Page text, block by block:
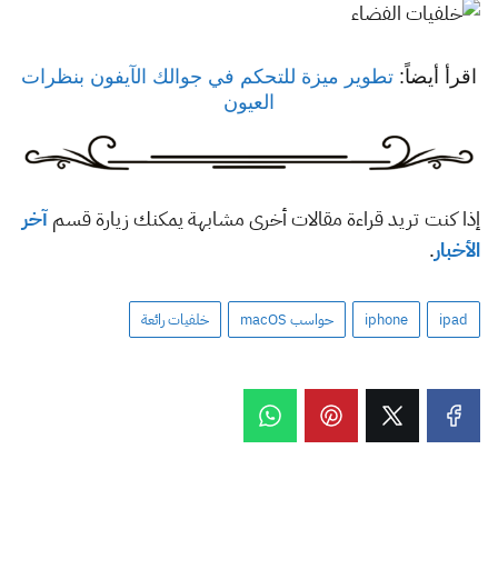
اقرأ أيضاً: تطوير ميزة للتحكم في جوالك الآيفون بنظرات
العيون
إذا كنت تريد قراءة مقالات أخرى مشابهة يمكنك زيارة قسمآخر
الأخبار.
ipad
iphone حواسب macOS خلفيات رائعة